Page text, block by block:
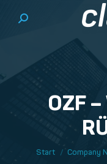
Search:
OZF
Sie
Start Company